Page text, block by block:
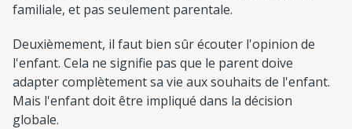
familiale, et pas seulement parentale.
Deuxièmement, il faut bien sûr écouter l'opinion de
l'enfant. Cela ne signifie pas que le parent doive
adapter complètement sa vie aux souhaits de l'enfant.
Mais l'enfant doit être impliqué dans la décision
globale.